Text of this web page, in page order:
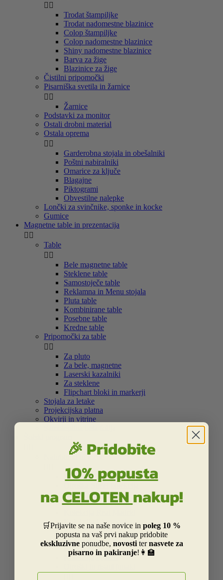
 
Trodat štampiljke
Trodat nadomestne blazinice
Colop štampiljke
Colop nadomestne blazinice
Shiny nadomestne blazinice
Barva za žige
Blazinice za žige
Čistilni pripomočki
Pisarniška svetila in žarnice
 
Žarnice
Podstavki za monitor
Ostali drobni material
Ostala oprema
 
Garderobna stojala in obešalniki
Poštni nabiralniki
Omarice za ključe
Blagajne
Piktogrami
Obvestilne nalepke
Lončki za svinčnike, sponke in kocke
Gumice
Magnetne table in prezentacija
 
Table
 
Bele magnetne table
Steklene table
Samostoječe table
Reklamna in Menu stojala
Pluta table
Kombinirane table
Posebne table
Kredne table
Pripomočki za table
 
Za pluto
Za bele, magnetne
Laserski kazalniki
Za steklene
Flipchart bloki in markerji
Stojala za letake
Projekcijska platna
Okvirji in vitrine
Nahrbtniki in torbe
Kolekcija Street
Kolekcija Centrum
Kolekcija Barcelona
Kolekcija Liverpool
Kolekcija Dakar
Kolekcija Catalina Estrada
Kolekcija Smiley
Kolekcija Frozen
🎉 Pridobite
10% popusta
naCELOTENnakup!
🛒Prijavite se na naše novice in poleg 10 %
popusta na vaš prvi nakup pridobite
ekskluzivneponudbe, novosti ternasvete za
pisarno in pakiranje!👩‍🏫
E-naslov